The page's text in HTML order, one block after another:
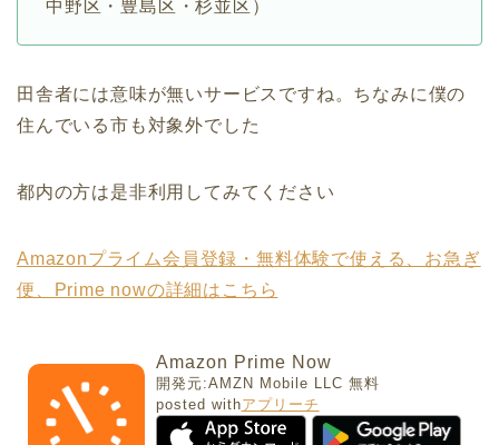
中野区・豊島区・杉並区）
田舎者には意味が無いサービスですね。ちなみに僕の
住んでいる市も対象外でした
都内の方は是非利用してみてください
Amazonプライム会員登録・無料体験で使える、お急ぎ
便、Prime nowの詳細はこちら
Amazon Prime Now
開発元:AMZN Mobile LLC 無料
posted withアプリーチ